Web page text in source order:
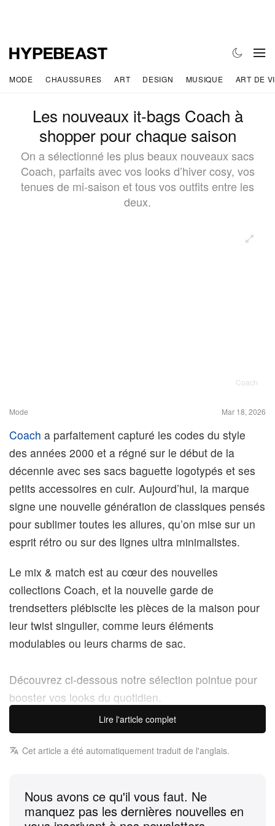
MODE CHAUSSURES ART DESIGN MUSIQUE ART DE
Les nouveaux it-bags Coach à
shopper pour chaque saison
On a sélectionné les plus beaux nouveaux sacs
Coach, parfaits avec vos looks d’hiver cosy, vos
tenues de mi-saison et tous vos outfits entre les
deux.
Coach
Mode Mar 18, 2026
Coach a parfaitement capturé les codes du style
des années 2000 et a régné sur le début de la
décennie avec ses sacs baguette logotypés et ses
petits accessoires en cuir. Aujourd’hui, la marque
signe une nouvelle génération de classiques pensés
pour sublimer toutes les allures, qu’on mise sur un
esprit rétro ou sur des lignes ultra minimalistes.
Le mix & match est au cœur des nouvelles
collections Coach, et la nouvelle garde de
trendsetters plébiscite les pièces de la maison pour
leur twist singulier, comme leurs éléments
modulables ou leurs charms de sac.
Découvrez ci-dessous notre sélection pointue pour
booster vos looks du quotidien.
Brooklyn Shoulder Bag 28
Lire l'article complet
Cet article a été automatiquement traduit de l'anglais.
Nous avons ce qu'il vous faut. Ne
manquez pas les dernières nouvelles en